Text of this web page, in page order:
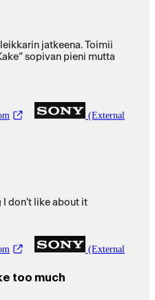
jatkeena. Toimii
sopivan pieni mutta
(External
I don't like about it
(External
too much